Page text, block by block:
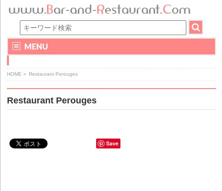
MENU
HOME » Restaurant Perouges
Restaurant Perouges
Save